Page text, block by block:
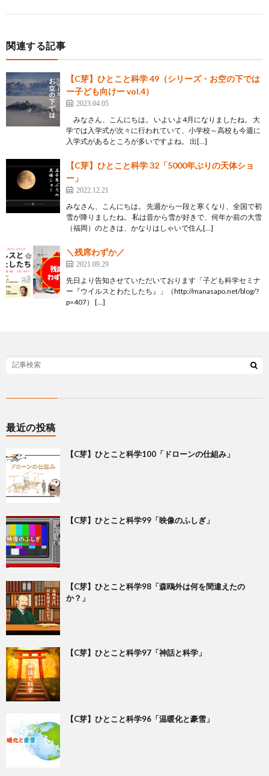
関連する記事
【C芽】ひとこと科学 49（シリーズ・お空の下では
ー子ども向けー vol.4）
2023.04.05
みなさん、こんにちは。 いよいよ4月になりましたね。 大
学では入学式が次々に行われていて、小学校～高校も今週に
入学式があるところが多いですよね。 出[…]
【C芽】ひとこと科学 32「5000年ぶりの天体ショ
ー」
2022.12.21
みなさん、こんにちは。 先週から一段と寒くなり、全国で初
雪が降りましたね。 私は昔から雪が好きで、何年か前の大雪
（福岡）のときは、かなりはしゃいで住ん[…]
＼残席わずか／
2021.09.29
先日より告知させていただいております「子ども科学セミナ
ー『ウイルスとわたしたち』」（http://manasapo.net/blog/?
p=407） […]
最近の投稿
【C芽】ひとこと科学100「ドローンの仕組み」
【C芽】ひとこと科学99「映像のふしぎ」
【C芽】ひとこと科学98「森鴎外は何を間違えたの
か？」
【C芽】ひとこと科学97「神話と科学」
【C芽】ひとこと科学96「温暖化と豪雪」